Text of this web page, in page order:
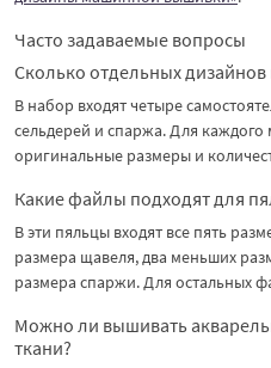
Часто задаваемые вопросы
Сколько отдельных дизайнов
В набор входят четыре
сельдерей и спаржа. Для
оригинальные размеры и
Какие файлы подходят для
В эти пяльцы входят все пять
размера щавеля, два меньших
размера спаржи. Для остальных
Можно ли вышивать
ткани?